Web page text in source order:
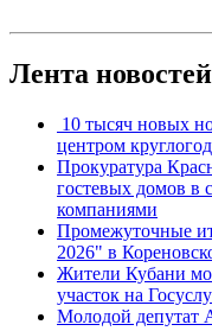
Лента новостей
10 тысяч новых
центром
Прокуратура
гостевых домов в
компаниями
Промежуточные
2026" в
Жители Кубани
участок на
Молодой депутат